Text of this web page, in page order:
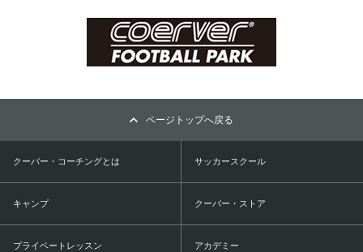
ページトップへ戻る
クーバー・コーチングとは サッカースクール
キャンプ クーバー・ストア
プライベートレッスン アカデミー